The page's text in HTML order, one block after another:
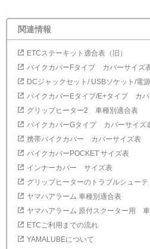
関連情報
ETCステーキット適合表（旧）
バイクカバーFタイプ カバーサイズ
DCジャックセット/ USBソケット/電
バイクカバーEタイプ/E+タイプ カ
グリップヒーター2 車種別適合表
バイクカバーGタイプ カバーサイズ
携帯バイクカバー カバーサイズ表
バイクカバーPOCKET サイズ表
インナーカバー サイズ表
グリップヒーターのトラブルシューテ
ヤマハアラーム 車種別適合表
ヤマハアラーム 原付スクーター用
ETCご利用までの流れ
YAMALUBEについて